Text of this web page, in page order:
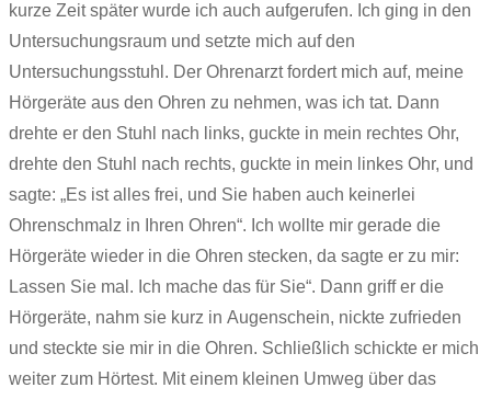
kurze Zeit später wurde ich auch aufgerufen. Ich ging in den
Untersuchungsraum und setzte mich auf den
Untersuchungsstuhl. Der Ohrenarzt fordert mich auf, meine
Hörgeräte aus den Ohren zu nehmen, was ich tat. Dann
drehte er den Stuhl nach links, guckte in mein rechtes Ohr,
drehte den Stuhl nach rechts, guckte in mein linkes Ohr, und
sagte: „Es ist alles frei, und Sie haben auch keinerlei
Ohrenschmalz in Ihren Ohren“. Ich wollte mir gerade die
Hörgeräte wieder in die Ohren stecken, da sagte er zu mir:
Lassen Sie mal. Ich mache das für Sie“. Dann griff er die
Hörgeräte, nahm sie kurz in Augenschein, nickte zufrieden
und steckte sie mir in die Ohren. Schließlich schickte er mich
weiter zum Hörtest. Mit einem kleinen Umweg über das